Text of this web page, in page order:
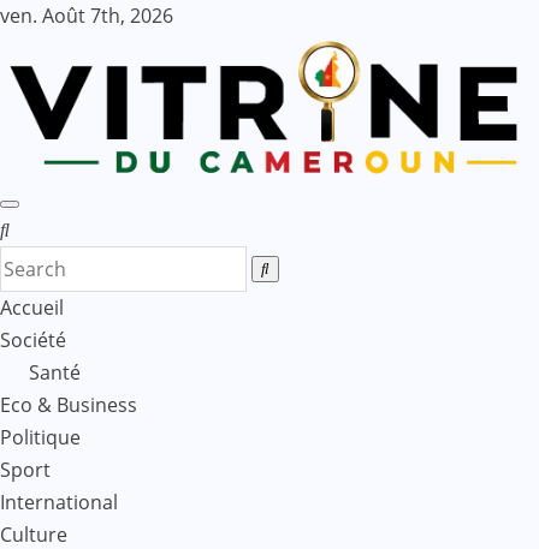
Skip
content
ven. Août 7th, 2026
Accueil
Société
Santé
Eco & Business
Politique
Sport
International
Culture